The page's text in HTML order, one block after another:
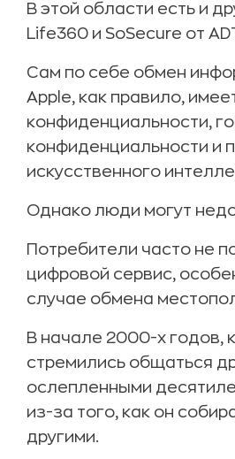
В этой области есть и
Life360 и SoSecure от
Сам по себе обмен
Apple, как правило,
конфиденциальности,
конфиденциальности и
искусственного
Однако люди могут
Потребители часто не
цифровой сервис,
случае обмена
В начале 2000-х годов,
стремились общаться
ослепленными
из-за того, как он
другими.